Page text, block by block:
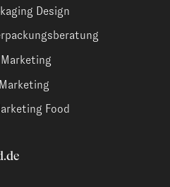
Design
Marketing
Marketing
Food